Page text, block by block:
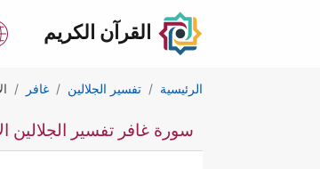
القرآن الكريم
الرئيسية تفسير الجلالين غافر
سورة غافر تفسير الجلالين